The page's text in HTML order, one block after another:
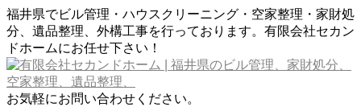
福井県でビル管理・ハウスクリーニング・空家整理・家財処
分、遺品整理、外構工事を行っております。有限会社セカン
ドホームにお任せ下さい！
お気軽にお問い合わせください。